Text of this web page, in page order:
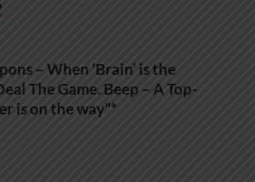
– When ‘Brain’ is the
The Game. Beep – A Top-
is on the way”*